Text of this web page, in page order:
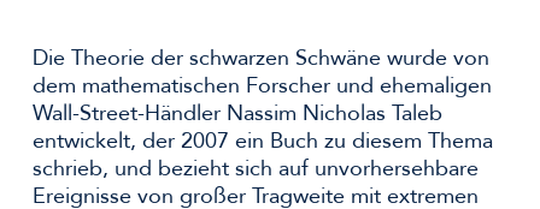
Die Theorie der schwarzen Schwäne wurde von
dem mathematischen Forscher und ehemaligen
Wall-Street-Händler Nassim Nicholas Taleb
entwickelt, der 2007 ein Buch zu diesem Thema
schrieb, und bezieht sich auf unvorhersehbare
Ereignisse von großer Tragweite mit extremen